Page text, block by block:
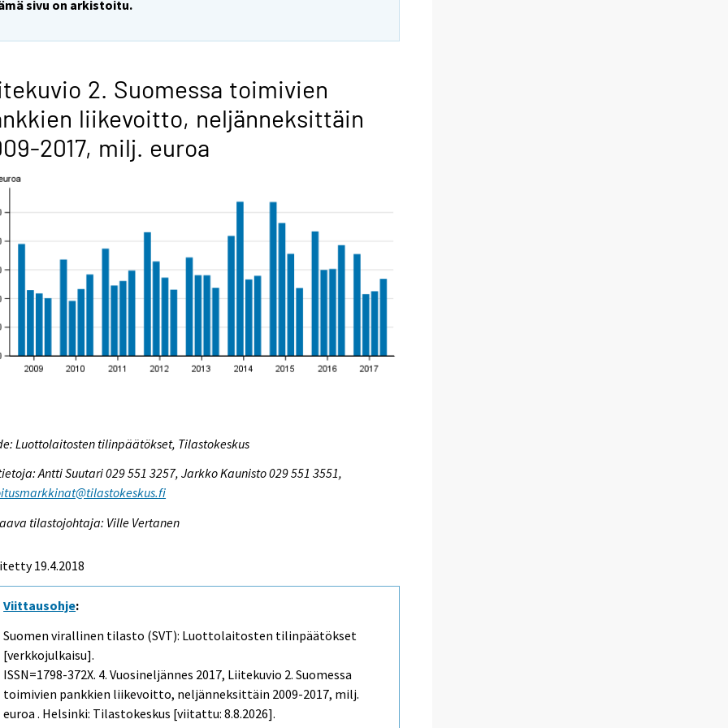
sivu on arkistoitu.
2. Suomessa toimivien
liikevoitto, neljänneksittäin
2017, milj. euroa
Luottolaitosten tilinpäätökset, Tilastokeskus
Antti Suutari 029 551 3257, Jarkko Kaunisto 029 551 3551,
tilastojohtaja: Ville Vertanen
19.4.2018
Viittausohje:
Suomen virallinen tilasto (SVT): Luottolaitosten tilinpäätökset
[verkkojulkaisu].
ISSN=1798-372X. 4. Vuosineljännes 2017, Liitekuvio 2. Suomessa
toimivien pankkien liikevoitto, neljänneksittäin 2009-2017, milj.
euroa . Helsinki: Tilastokeskus [viitattu: 8.8.2026].